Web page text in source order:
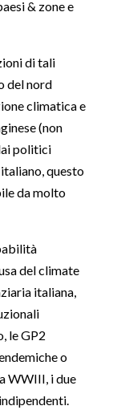
& zone e
di tali
del nord
climatica e
(non
politici
questo
da molto
del climate
italiana,
le GP2
o
WWIII, i due